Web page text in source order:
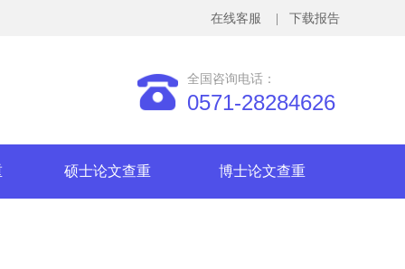
硕士论文查重 博士论文查重
全国咨询电话：
0571-28284626
| 下载报告
在线客服